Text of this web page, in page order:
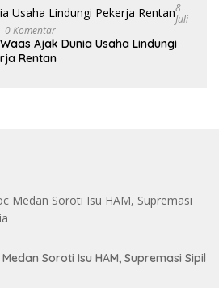
8
Juli
0 Komentar
Ajak Dunia Usaha Lindungi
Rentan
Soroti Isu HAM, Supremasi Sipil